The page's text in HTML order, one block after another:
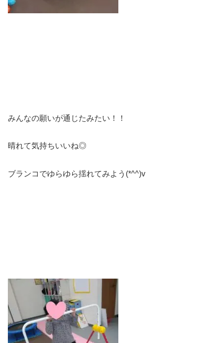
みんなの願いが通じたみたい！！
晴れて気持ちいいね◎
ブランコでゆらゆら揺れてみよう(*^^)v